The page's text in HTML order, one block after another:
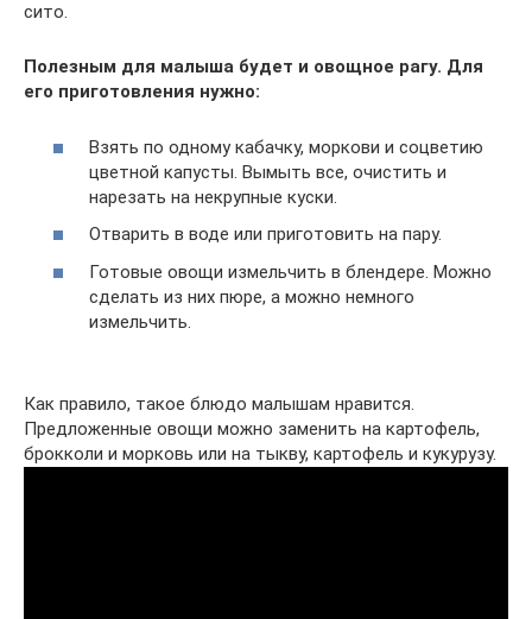
сито.
Полезным для малыша будет и овощное рагу. Для
его приготовления нужно:
Взять по одному кабачку, моркови и соцветию
цветной капусты. Вымыть все, очистить и
нарезать на некрупные куски.
Отварить в воде или приготовить на пару.
Готовые овощи измельчить в блендере. Можно
сделать из них пюре, а можно немного
измельчить.
Как правило, такое блюдо малышам нравится.
Предложенные овощи можно заменить на картофель,
брокколи и морковь или на тыкву, картофель и кукурузу.